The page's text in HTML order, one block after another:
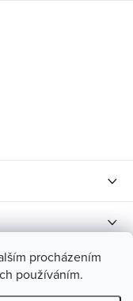
procházením
používáním.